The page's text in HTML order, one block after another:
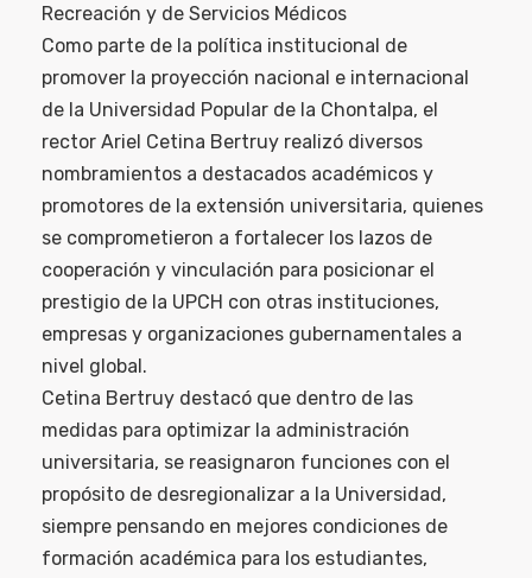
Recreación y de Servicios Médicos
Como parte de la política institucional de
promover la proyección nacional e internacional
de la Universidad Popular de la Chontalpa, el
rector Ariel Cetina Bertruy realizó diversos
nombramientos a destacados académicos y
promotores de la extensión universitaria, quienes
se comprometieron a fortalecer los lazos de
cooperación y vinculación para posicionar el
prestigio de la UPCH con otras instituciones,
empresas y organizaciones gubernamentales a
nivel global.
Cetina Bertruy destacó que dentro de las
medidas para optimizar la administración
universitaria, se reasignaron funciones con el
propósito de desregionalizar a la Universidad,
siempre pensando en mejores condiciones de
formación académica para los estudiantes,